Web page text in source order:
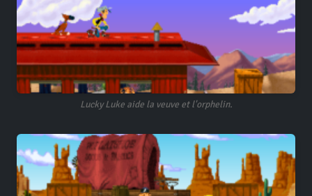
Lucky Luke aide la veuve et l'orphelin.